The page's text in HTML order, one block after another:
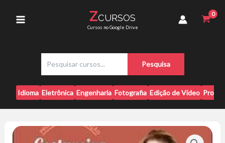
Menu
ZCURSOS
Cursos no Google Drive
s
q
u
i
a
Pesquisa
Idioma Eletrônica Engenharia Fotografia Edição de Vídeo